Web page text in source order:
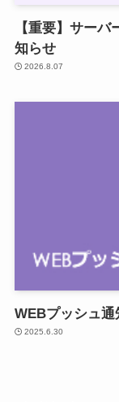
【重要】サー
知らせ
2026.8.07
WEBプッシュ通
2025.6.30